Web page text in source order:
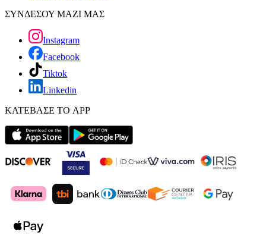
ΣΥΝΔΕΣΟΥ ΜΑΖΙ ΜΑΣ
Instagram
Facebook
Tiktok
Linkedin
ΚΑΤΕΒΑΣΕ ΤΟ APP